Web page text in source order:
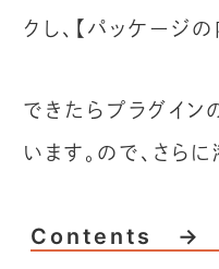
クし、【パッケージ
できたらプラグイ
います。ので、さらに
Contents